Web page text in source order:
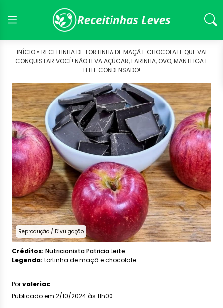
INÍCIO » RECEITINHA DE TORTINHA DE MAÇÃ E CHOCOLATE QUE VAI
CONQUISTAR VOCÊ! NÃO LEVA AÇÚCAR, FARINHA, OVO, MANTEIGA E
LEITE CONDENSADO!
Reprodução / Divulgação
Créditos: Nutricionista Patricia Leite
Legenda: tortinha de maçã e chocolate
Porvaleriac
Publicado em 2/10/2024 às 11h00